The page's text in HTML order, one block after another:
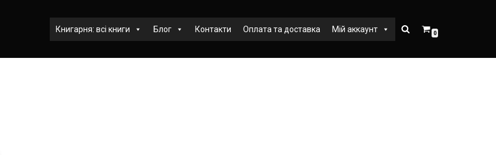
Книгарня: всі книги Блог Контакти Оплата та доставка Мій аккаунт 0